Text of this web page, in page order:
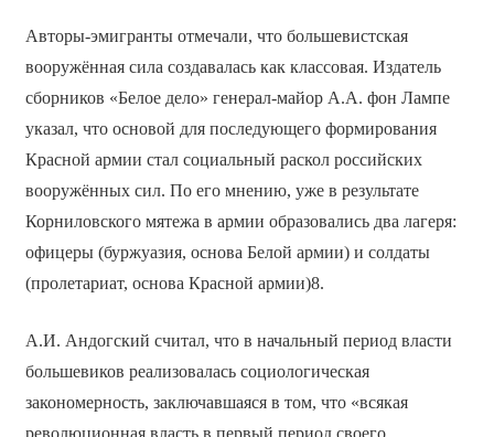
Авторы-эмигранты отмечали, что большевистская
вооружённая сила создавалась как классовая. Издатель
сборников «Белое дело» генерал-майор А.А. фон Лампе
указал, что основой для последующего формирования
Красной армии стал социальный раскол российских
вооружённых сил. По его мнению, уже в результате
Корниловского мятежа в армии образовались два лагеря:
офицеры (буржуазия, основа Белой армии) и солдаты
(пролетариат, основа Красной армии)8.
А.И. Андогский считал, что в начальный период власти
большевиков реализовалась социологическая
закономерность, заключавшаяся в том, что «всякая